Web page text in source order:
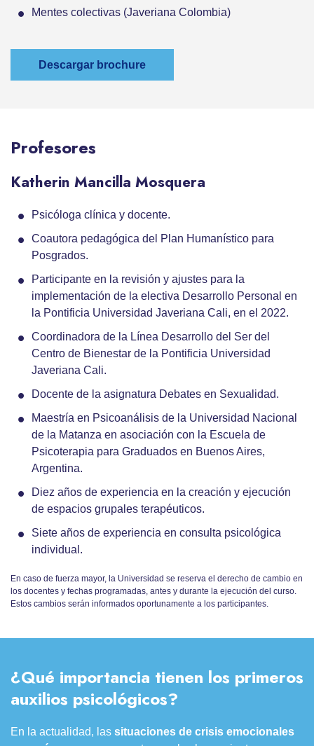
Mentes colectivas (Javeriana Colombia)
Descargar brochure
Profesores
Katherin Mancilla Mosquera
Psicóloga clínica y docente.
Coautora pedagógica del Plan Humanístico para
Posgrados.
Participante en la revisión y ajustes para la
implementación de la electiva Desarrollo Personal en
la Pontificia Universidad Javeriana Cali, en el 2022.
Coordinadora de la Línea Desarrollo del Ser del
Centro de Bienestar de la Pontificia Universidad
Javeriana Cali.
Docente de la asignatura Debates en Sexualidad.
Maestría en Psicoanálisis de la Universidad Nacional
de la Matanza en asociación con la Escuela de
Psicoterapia para Graduados en Buenos Aires,
Argentina.
Diez años de experiencia en la creación y ejecución
de espacios grupales terapéuticos.
Siete años de experiencia en consulta psicológica
individual.
En caso de fuerza mayor, la Universidad se reserva el derecho de cambio en
los docentes y fechas programadas, antes y durante la ejecución del curso.
Estos cambios serán informados oportunamente a los participantes.
¿Qué importancia tienen los primeros
auxilios psicológicos?
En la actualidad, las situaciones de crisis emocionales